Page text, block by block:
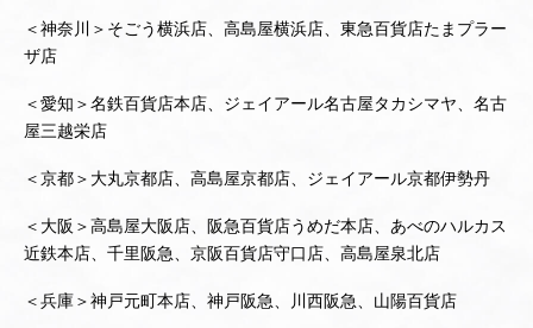
＜神奈川＞そごう横浜店、高島屋横浜店、東急百貨店たまプラー
ザ店
＜愛知＞名鉄百貨店本店、ジェイアール名古屋タカシマヤ、名古
屋三越栄店
＜京都＞大丸京都店、高島屋京都店、ジェイアール京都伊勢丹
＜大阪＞高島屋大阪店、阪急百貨店うめだ本店、あべのハルカス
近鉄本店、千里阪急、京阪百貨店守口店、高島屋泉北店
＜兵庫＞神戸元町本店、神戸阪急、川西阪急、山陽百貨店